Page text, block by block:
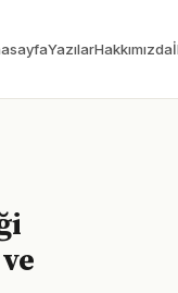
YazılarHakkımızda